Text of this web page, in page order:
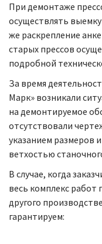
При демонтаже
осуществлять
же раскрепление
старых прессов
подробной
За время
Марк» возникали
на демонтируемое
отсутствовали
указанием размеров
ветхостью
В случае, когда
весь комплекс работ
другого
гарантируем: